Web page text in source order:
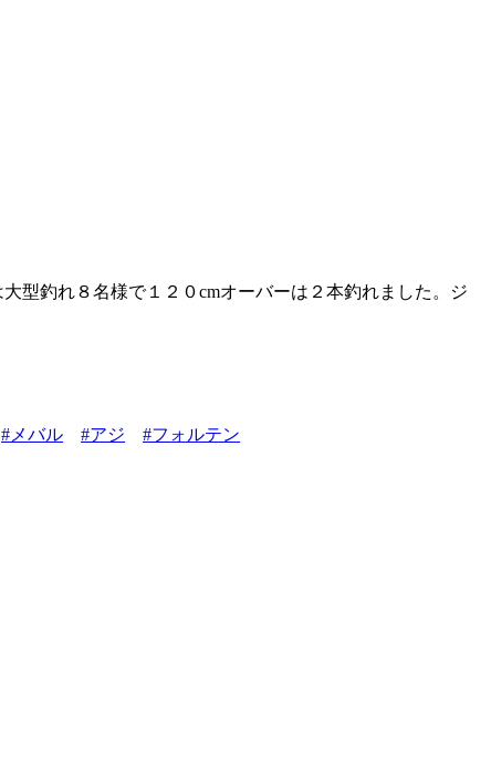
型釣れ８名様で１２０cmオーバーは２本釣れました。ジ
#メバル #アジ #フォルテン